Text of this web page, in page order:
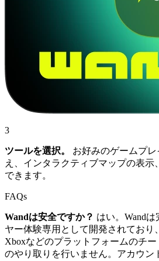
3
ツールを選択。
お好みのゲームプ
え、インタラクティブマップの表示
できます。
FAQs
Wandは安全ですか？ はい。Wand
ヤー体験専用として開発されており、
Xboxなどのプラットフォームのチ
のやり取りを行いません。アカウン